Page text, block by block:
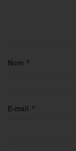
Nom *
E-mail *